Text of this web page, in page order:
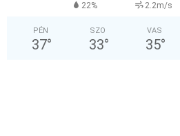
22% 2.2m/s
PÉN
37°
SZO
33°
VAS
35°